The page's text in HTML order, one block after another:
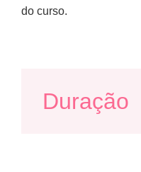
do curso.
Duração